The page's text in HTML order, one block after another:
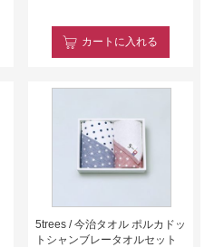
カート に入れる
5trees / 今治タオル ポルカドッ
トシャンブレータオルセット